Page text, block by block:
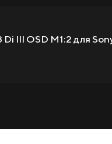
III OSD M1:2 для